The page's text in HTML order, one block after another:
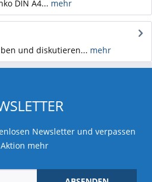
DIN A4... mehr
und diskutieren... mehr
Newsletter und verpassen
mehr